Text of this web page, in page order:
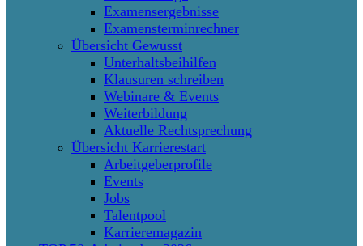
Examensergebnisse
Examensterminrechner
Übersicht Gewusst
Unterhaltsbeihilfen
Klausuren schreiben
Webinare & Events
Weiterbildung
Aktuelle Rechtsprechung
Übersicht Karrierestart
Arbeitgeberprofile
Events
Jobs
Talentpool
Karrieremagazin